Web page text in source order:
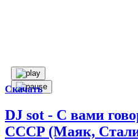
Скачать
DJ sot - С вами
CCCP (Маяк,